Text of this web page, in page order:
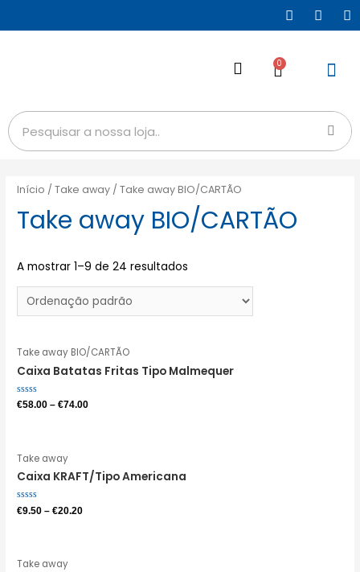
0
Início /Take away / Take away BIO/CARTÃO
Take away BIO/CARTÃO
A mostrar 1–9 de 24 resultados
Take away BIO/CARTÃO
Caixa Batatas Fritas Tipo Malmequer
Avaliação
€58.00 –€74.00
Take away
Caixa KRAFT/Tipo Americana
Avaliação
0
€9.50 –€20.20
Take away